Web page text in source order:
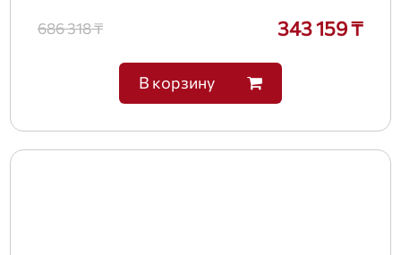
686 318 ₸ 343 159 ₸
В корзину